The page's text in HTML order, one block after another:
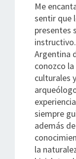
Me
sentir que
presentes
Argentina
conozco
culturales
siempre
además
la